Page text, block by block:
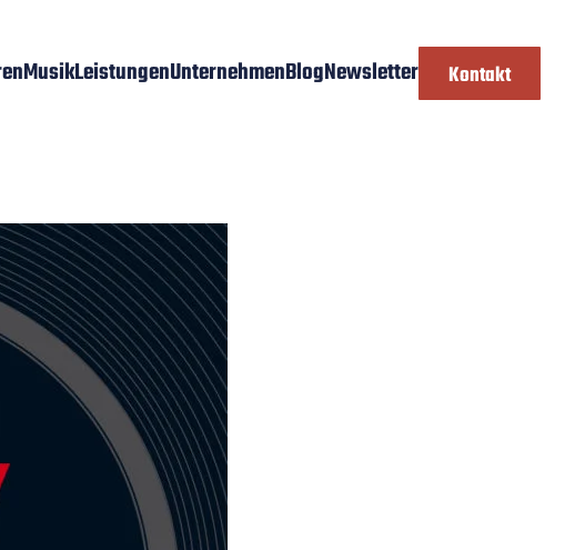
MusikLeistungenUnternehmenBlogNewsletter Kontakt